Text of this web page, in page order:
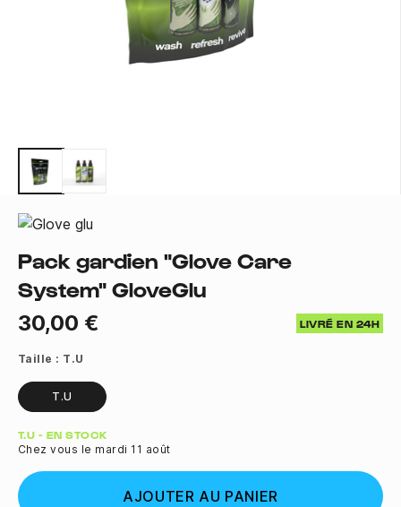
Pack gardien "Glove Care
System" GloveGlu
30,00 € LIVRÉ EN 24H
Taille : T.U
T.U
Quantité
T.U - EN STOCK
Chez vous le mardi 11 août
AJOUTER AU PANIER